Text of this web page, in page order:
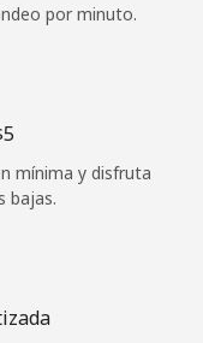
por minuto.
mínima y disfruta
bajas.